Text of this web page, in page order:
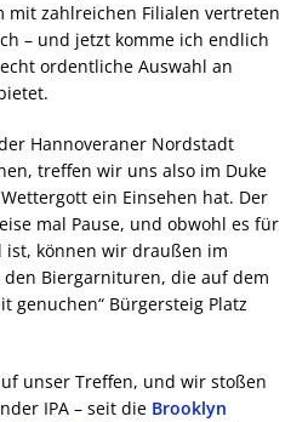
mit zahlreichen Filialen vertreten
– und jetzt komme ich endlich
ordentliche Auswahl an
Hannoveraner Nordstadt
treffen wir uns also im Duke
ein Einsehen hat. Der
mal Pause, und obwohl es für
ist, können wir draußen im
den Biergarnituren, die auf dem
genuchen“ Bürgersteig Platz
unser Treffen, und wir stoßen
IPA – seit die Brooklyn